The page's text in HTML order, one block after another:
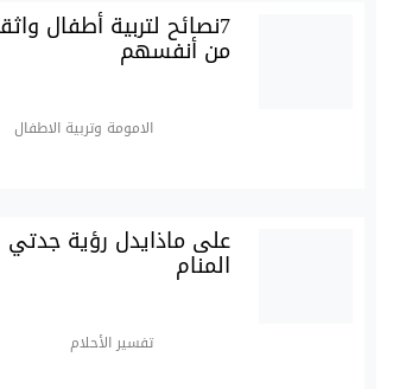
7نصائح لتربية أطفال
من أنفسهم
الامومة وتربية الاطفال
على ماذايدل رؤية
المنام
تفسير الأحلام